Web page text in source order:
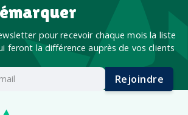
pour recevoir chaque mois la liste
feront la différence auprès de vos clients
Rejoindre